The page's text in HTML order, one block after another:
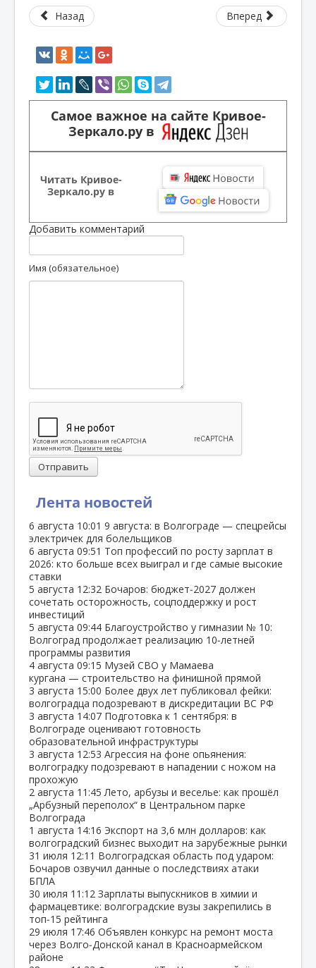
Лента новостей
6 августа 10:01 9 августа: в Волгограде — спецрейсы
электричек для болельщиков
6 августа 09:51 Топ профессий по росту зарплат в
2026: кто больше всех выиграл и где самые высокие
ставки
5 августа 12:32 Бочаров: бюджет‑2027 должен
сочетать осторожность, соцподдержку и рост
инвестиций
5 августа 09:44 Благоустройство у гимназии № 10:
Волгоград продолжает реализацию 10‑летней
программы развития
4 августа 09:15 Музей СВО у Мамаева
кургана — строительство на финишной прямой
3 августа 15:00 Более двух лет публиковал фейки:
волгоградца подозревают в дискредитации ВС РФ
3 августа 14:07 Подготовка к 1 сентября: в
Волгограде оценивают готовность
образовательной инфраструктуры
3 августа 12:53 Агрессия на фоне опьянения:
волгоградку подозревают в нападении с ножом на
прохожую
2 августа 11:45 Лето, арбузы и веселье: как прошёл
„Арбузный переполох“ в Центральном парке
Волгограда
1 августа 14:16 Экспорт на 3,6 млн долларов: как
волгоградский бизнес выходит на зарубежные рынки
31 июля 12:11 Волгоградская область под ударом:
Бочаров озвучил данные о последствиях атаки
БПЛА
30 июля 11:12 Зарплаты выпускников в химии и
фармацевтике: волгоградские вузы закрепились в
топ‑15 рейтинга
29 июля 17:46 Объявлен конкурс на ремонт моста
через Волго‑Донской канал в Красноармейском
районе
Назад Вперед
Самое важное на сайте Кривое-
Зеркало.ру в
Читать Кривое-
Зеркало.ру в
Добавить комментарий
Имя (обязательное)
Отправить